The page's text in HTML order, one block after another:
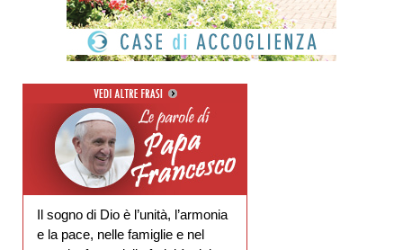
Il sogno di Dio è l’unità, l’armonia
e la pace, nelle famiglie e nel